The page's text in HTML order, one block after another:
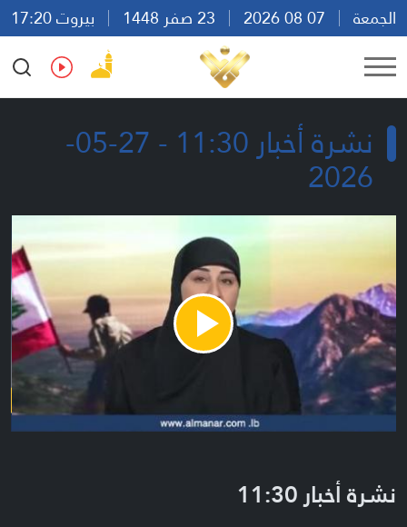
الجمعة
بيروت 17:20
Ar
En Fr Es
نشرة أخبار 11:30 - 27-05-
2026
Play
Video
نشرة أخبار 11:30